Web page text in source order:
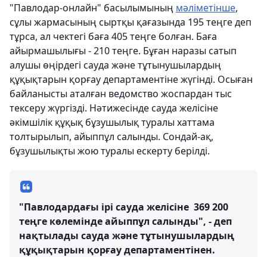
"Павлодар-онлайн" басылымының мәліметінше,
сұлы жармасының сыртқы қағазында 195 теңге деп
тұрса, ал чектегі баға 405 теңге болған. Баға
айырмашылығы - 210 теңге. Бұған наразы сатып
алушы өңірдегі сауда және тұтынушылардың
құқықтарын қорғау департаментіне жүгінді. Осыған
байланысты аталған ведомство жоспардан тыс
тексеру жүргізді. Нәтижесінде сауда желісіне
әкімшілік құқық бұзушылық туралы хаттама
толтырылып, айыппұл салынды. Сондай-ақ,
бұзушылықты жою туралы ескерту берілді.
"Павлодардағы ірі сауда желісіне 369 200
теңге көлемінде айыппұл салынды", - деп
нақтылады сауда және тұтынушылардың
құқықтарын қорғау департаментінен.